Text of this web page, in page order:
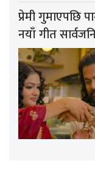
प्रेमी गुमाएपछि
नयाँ गीत